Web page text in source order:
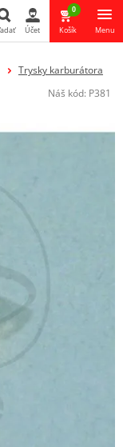
Hľadať
Účet
0
Košík Menu
Trysky karburátora
Náš kód: P381